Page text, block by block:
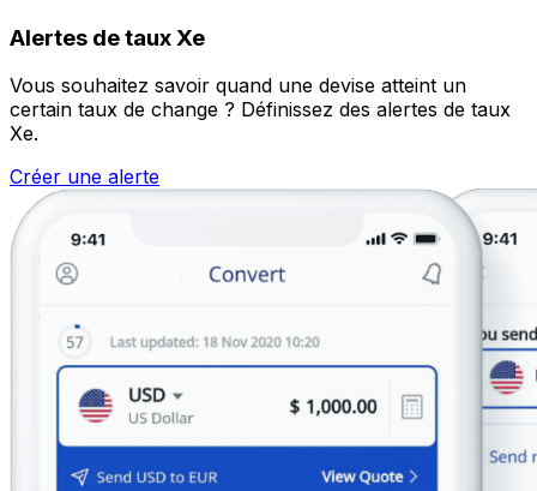
Alertes de taux Xe
Vous souhaitez savoir quand une devise atteint un
certain taux de change ? Définissez des alertes de taux
Xe.
Créer une alerte